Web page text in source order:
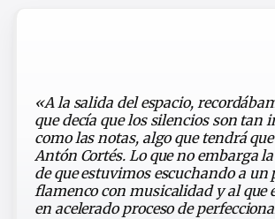
«A la salida del espacio,
que decía que los silencios son tan
como las notas, algo que tendrá
Antón Cortés. Lo que no embarga
de que estuvimos escuchando a un
flamenco con musicalidad y al que
en acelerado proceso de